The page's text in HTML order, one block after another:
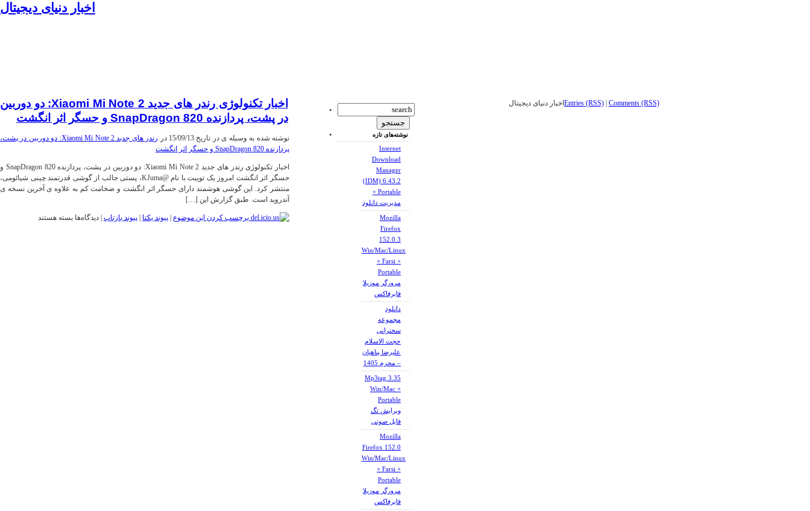
اخبار دنیای دیجیتال
اخبار تکنولوژی رندر های جدید Xiaomi Mi Note 2: دو دوربین
در پشت، پردازنده SnapDragon 820 و حسگر اثر انگشت
نوشته شده به وسیله ی در تاریخ 15/09/13 در
رندر های جدید Xiaomi Mi Note 2: دو دوربین در پشت،
پردازنده SnapDragon 820 و حسگر اثر انگشت
اخبار تکنولوژی رندر های جدید Xiaomi Mi Note 2: دو دوربین در پشت، پردازنده SnapDragon 820 و
حسگر اثر انگشت امروز یک توییت با نام @KJuma، پستی جالب از گوشی قدرتمند چینی شیائومی،
منتشر کرد. این گوشی هوشمند دارای حسگر اثر انگشت و ضخامت کم به علاوه ی آخرین نسخه ی
آندروید است. طبق گزارش این […]
برچسب کردن این موضوع پیوند یکتا پیوند بازتاب دیدگاه‌ها برای
بسته هستند
نوشته‌های تازه
Internet
Download
Manager
(IDM) 6.43.2
+ Portable
مدیریت دانلود
Mozilla
Firefox
152.0.3
Win/Mac/Linux
+ Farsi +
Portable
مرورگر موزیلا
فایرفاکس
دانلود
مجموعه
سخنرانی
حجت الاسلام
علیرضا پناهیان
– محرم 1405
Mp3tag 3.35
Win/Mac +
Portable
ویرایش تگ
فایل صوتی
Mozilla
Firefox 152.0
Win/Mac/Linux
+ Farsi +
Portable
مرورگر موزیلا
فایرفاکس
اخبار دنیای دیجیتال Entries (RSS) Comments (RSS)